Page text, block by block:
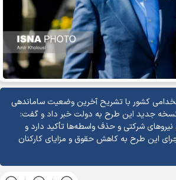
کشور با تشریح آخرین وضعیت ساماندهی
نسخه جدید این طرح به دولت خبر داد و گفت:
شرکتی و حذف واسطه‌ها تأکید دارد و
این طرح به کاهش حقوق و مزایای کارکنان